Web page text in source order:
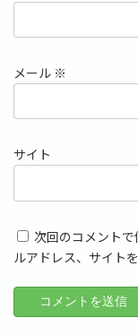
メール ※
サイト
次回のコメント
ルアドレス、サイト